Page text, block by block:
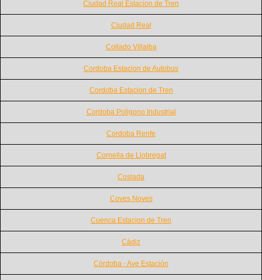
Ciudad Real Estacion de Tren
Ciudad Real
Collado Villalba
Cordoba Estacion de Autobus
Cordoba Estacion de Tren
Cordoba Poligono Industrial
Cordoba Renfe
Cornella de Llobregat
Coslada
Coves Noves
Cuenca Estacion de Tren
Cádiz
Córdoba - Ave Estación